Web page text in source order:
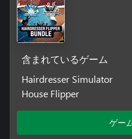
含まれているゲーム
Hairdresser Simulator
House Flipper
ゲー